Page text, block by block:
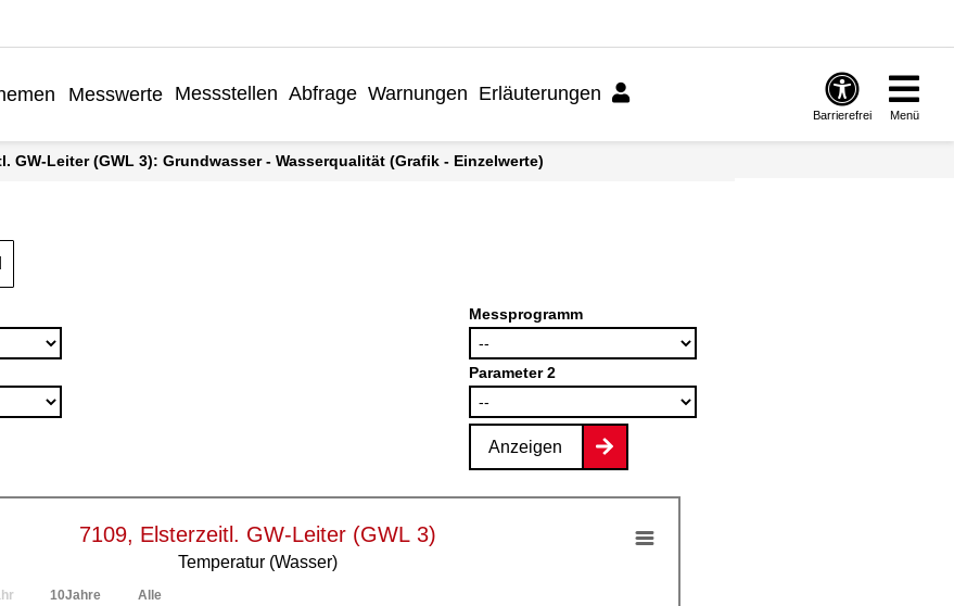
Messwerte Messstellen Abfrage Warnungen Erläuterungen
Barrierefrei Menü
GW-Leiter (GWL 3): Grundwasser - Wasserqualität (Grafik - Einzelwerte)
Messprogramm
Parameter 2
Anzeigen
7109, Elsterzeitl. GW-Leiter (GWL 3)
Temperatur (Wasser)
10Jahre Alle